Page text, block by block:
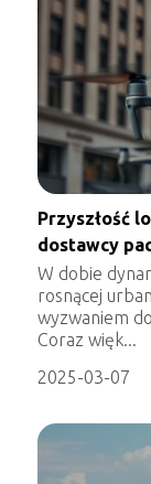
Przyszłość
dostawcy
W dobie
rosnącej
wyzwaniem
Coraz więk...
2025-03-07